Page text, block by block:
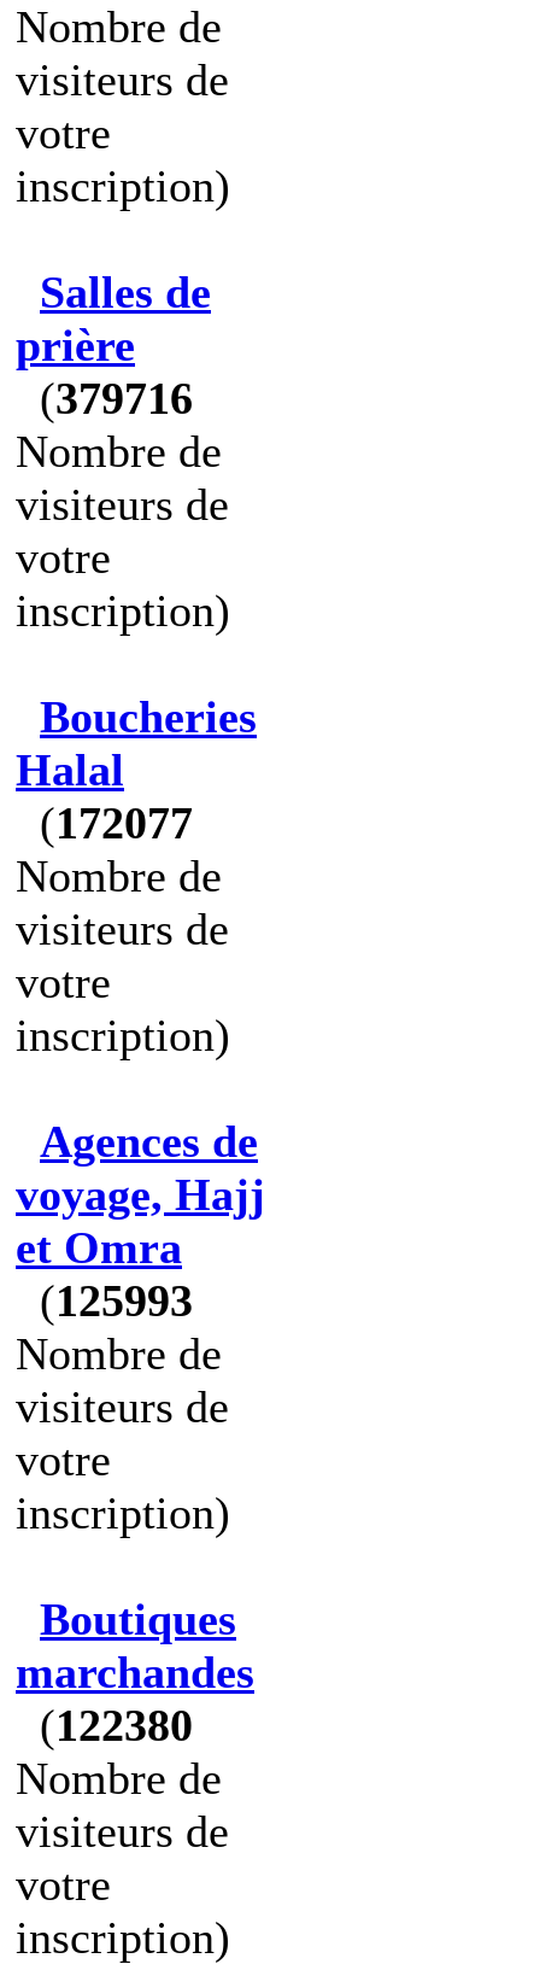
Nombre de
visiteurs de
votre
inscription)
Salles de
prière
(379716
Nombre de
visiteurs de
votre
inscription)
Boucheries
Halal
(172077
Nombre de
visiteurs de
votre
inscription)
Agences de
voyage, Hajj
et Omra
(125993
Nombre de
visiteurs de
votre
inscription)
Boutiques
marchandes
(122380
Nombre de
visiteurs de
votre
inscription)